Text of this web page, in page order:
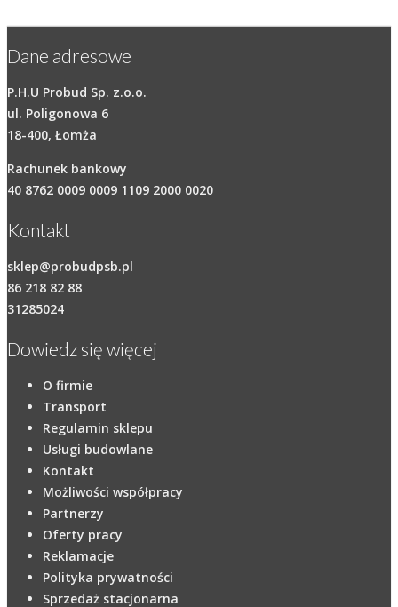
Dane adresowe
P.H.U Probud Sp. z.o.o.
ul. Poligonowa 6
18-400, Łomża
Rachunek bankowy
40 8762 0009 0009 1109 2000 0020
Kontakt
sklep@probudpsb.pl
86 218 82 88
31285024
Dowiedz się więcej
O firmie
Transport
Regulamin sklepu
Usługi budowlane
Kontakt
Możliwości współpracy
Partnerzy
Oferty pracy
Reklamacje
Polityka prywatności
Sprzedaż stacjonarna